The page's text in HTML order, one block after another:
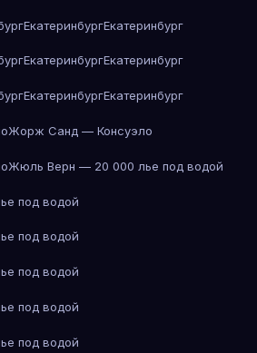
ЕкатеринбургЕкатеринбург
ЕкатеринбургЕкатеринбург
ЕкатеринбургЕкатеринбург
Жорж Санд — Консуэло
Жюль Верн — 20 000 лье под водой
под водой
под водой
под водой
под водой
под водой